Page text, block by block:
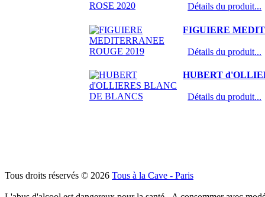
Détails du produit...
FIGUIERE
Détails du produit...
HUBERT
Détails du produit...
Tous droits réservés © 2026 Tous à la Cave - Paris